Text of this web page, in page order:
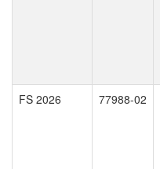
FS 2026 77988-02